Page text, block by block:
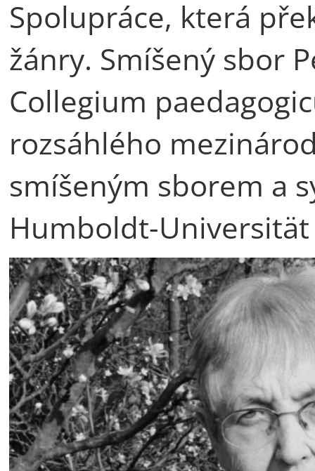
Spolupráce, která
žánry. Smíšený sbor
Collegium
rozsáhlého
smíšeným sborem a
Humboldt-